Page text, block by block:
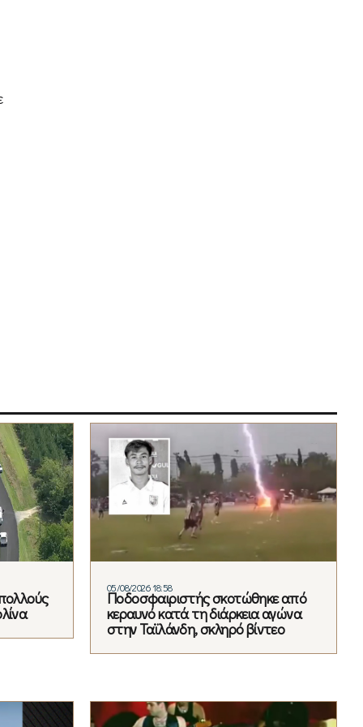
05/08/2026 18:58
Ποδοσφαιριστής σκοτώθηκε από
κεραυνό κατά τη διάρκεια αγώνα
στην Ταϊλάνδη, σκληρό βίντεο